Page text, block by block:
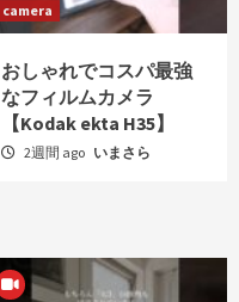
camera
おしゃれでコスパ最強
なフィルムカメラ
【Kodak ekta H35】
2週間 ago いまさら